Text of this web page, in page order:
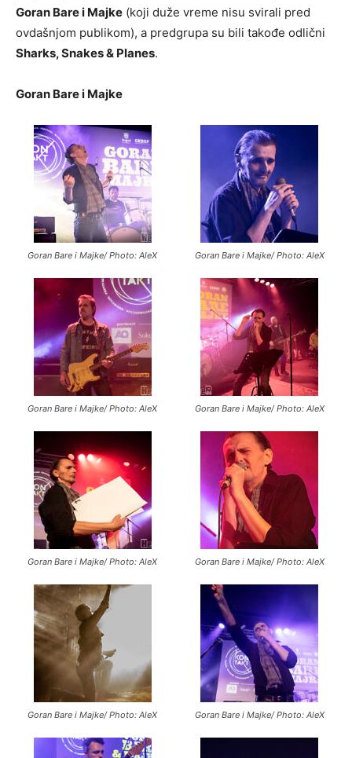
Goran Bare i Majke (koji duže vreme nisu svirali pred
ovdašnjom publikom), a predgrupa su bili takođe odlični
Sharks, Snakes & Planes.
Goran Bare i Majke
Goran Bare i Majke/ Photo: AleX Goran Bare i Majke/ Photo: AleX
Goran Bare i Majke/ Photo: AleX Goran Bare i Majke/ Photo: AleX
Goran Bare i Majke/ Photo: AleX Goran Bare i Majke/ Photo: AleX
Goran Bare i Majke/ Photo: AleX Goran Bare i Majke/ Photo: AleX